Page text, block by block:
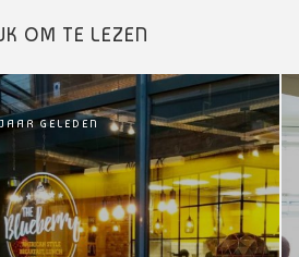
OM TE LEZEN
GELEDEN